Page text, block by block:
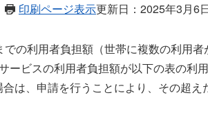
更新日：2025年3月6
印刷ページ表示
の利用者負担額（世帯に複数の利用者
ービスの利用者負担額が以下の表の利
は、申請を行うことにより、その超え